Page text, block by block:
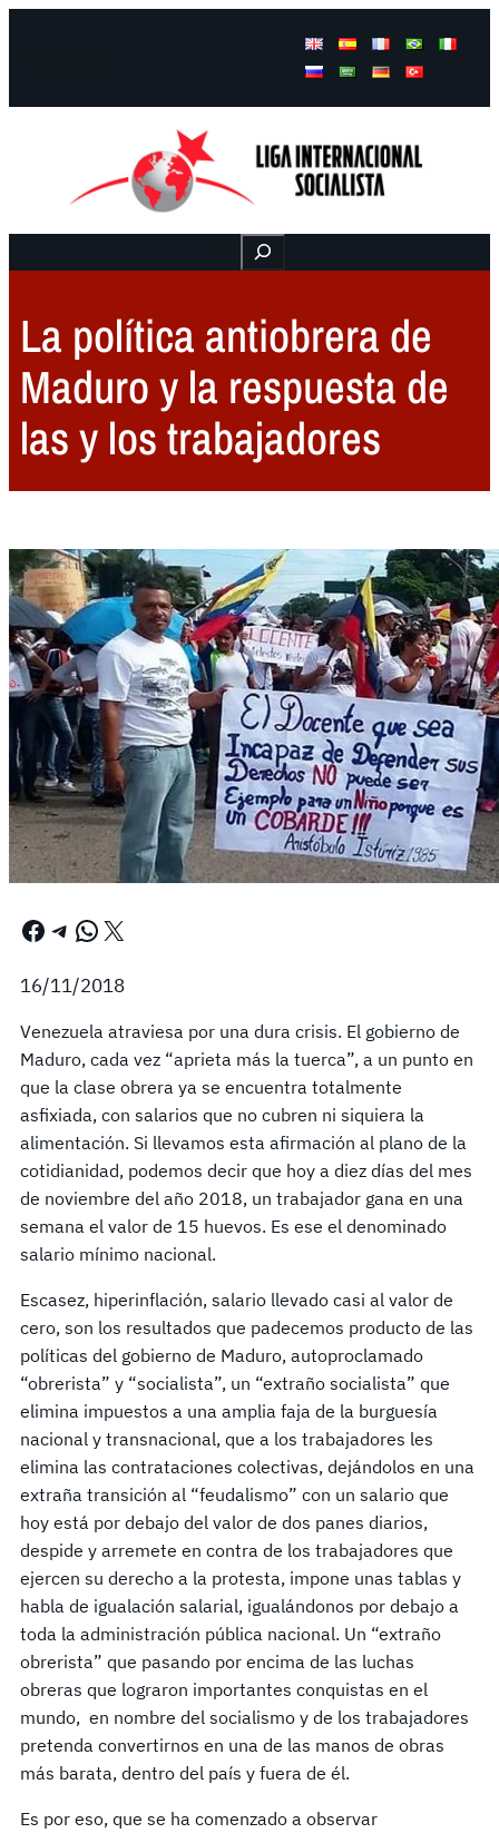
Buscar
La política antiobrera de
Maduro y la respuesta de
las y los trabajadores
Facebook Telegram WhatsApp X
16/11/2018
Venezuela atraviesa por una dura crisis. El gobierno de
Maduro, cada vez “aprieta más la tuerca”, a un punto en
que la clase obrera ya se encuentra totalmente
asfixiada, con salarios que no cubren ni siquiera la
alimentación. Si llevamos esta afirmación al plano de la
cotidianidad, podemos decir que hoy a diez días del mes
de noviembre del año 2018, un trabajador gana en una
semana el valor de 15 huevos. Es ese el denominado
salario mínimo nacional.
Escasez, hiperinflación, salario llevado casi al valor de
cero, son los resultados que padecemos producto de las
políticas del gobierno de Maduro, autoproclamado
“obrerista” y “socialista”, un “extraño socialista” que
elimina impuestos a una amplia faja de la burguesía
nacional y transnacional, que a los trabajadores les
elimina las contrataciones colectivas, dejándolos en una
extraña transición al “feudalismo” con un salario que
hoy está por debajo del valor de dos panes diarios,
despide y arremete en contra de los trabajadores que
ejercen su derecho a la protesta, impone unas tablas y
habla de igualación salarial, igualándonos por debajo a
toda la administración pública nacional. Un “extraño
obrerista” que pasando por encima de las luchas
obreras que lograron importantes conquistas en el
mundo, en nombre del socialismo y de los trabajadores
pretenda convertirnos en una de las manos de obras
más barata, dentro del país y fuera de él.
Es por eso, que se ha comenzado a observar